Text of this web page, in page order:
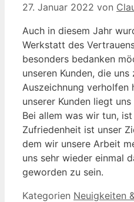
27. Januar 2022 von
Auch in diesem Jahr
Werkstatt des
besonders bedanken
unseren Kunden, die
Auszeichnung verholfen
unserer Kunden liegt
Bei allem was wir tun,
Zufriedenheit ist unser
dem wir unsere Arbeit
uns sehr wieder einmal
geworden zu sein.
Kategorien Neuigkeiten